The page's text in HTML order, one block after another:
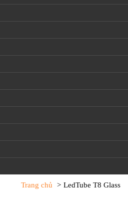
Trang chủ LedTube T8 Glass